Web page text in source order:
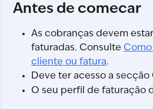
Antes de comecar
As cobranças devem
faturadas. Consulte
cliente ou fatura.
Deve ter acesso a secção
O seu perfil de faturação